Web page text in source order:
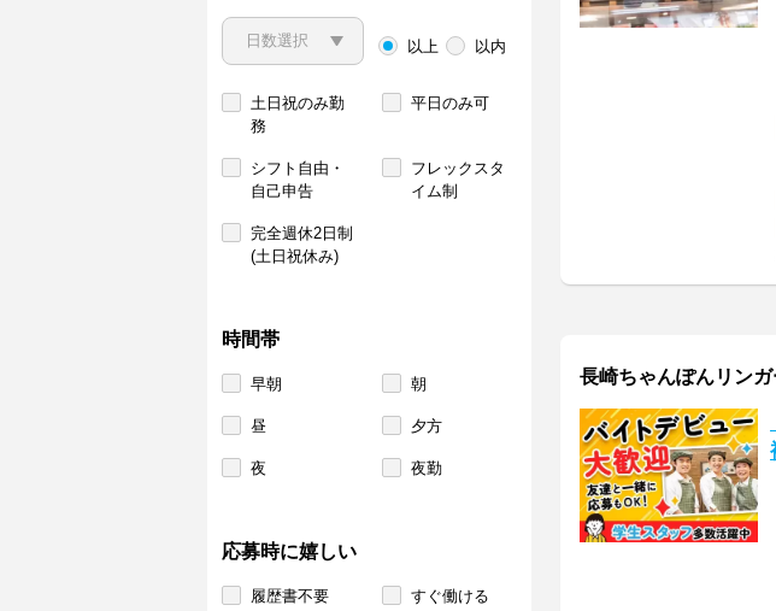
以上 以内
土日祝のみ勤
務
平日のみ可
シフト自由・
自己申告
フレックスタ
イム制
完全週休2日制
(土日祝休み)
時間帯
早朝 朝
昼 夕方
夜 夜勤
応募時に嬉しい
履歴書不要 すぐ働ける
長崎ちゃんぽんリン